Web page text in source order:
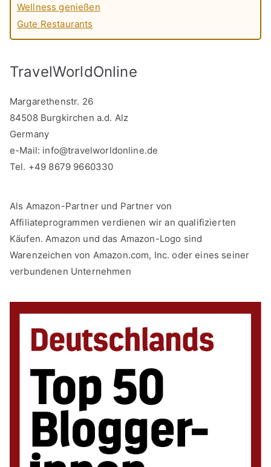
Wellness genießen
Gute Restaurants
TravelWorldOnline
Margarethenstr. 26
84508 Burgkirchen a.d. Alz
Germany
e-Mail: info@travelworldonline.de
Tel. +49 8679 9660330
Als Amazon-Partner und Partner von
Affiliateprogrammen verdienen wir an qualifizierten
Käufen. Amazon und das Amazon-Logo sind
Warenzeichen von Amazon.com, Inc. oder eines seiner
verbundenen Unternehmen